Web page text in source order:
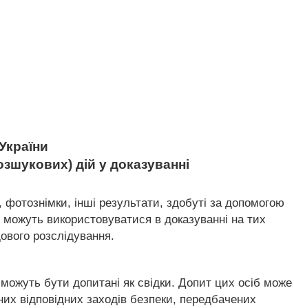
дій у доказуванні
інші результати, здобуті за допомогою
можуть використовуватися в доказуванні на тих
розслідування.
бути допитані як свідки. Допит цих осіб може
відповідних заходів безпеки, передбачених